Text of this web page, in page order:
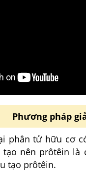
Phương pháp
phân tử hữu cơ
nên prôtêin là
tạo prôtêin.